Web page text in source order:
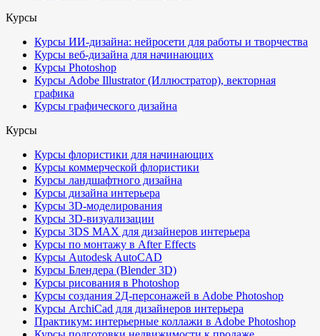
Курсы
Курсы ИИ-дизайна: нейросети для работы и творчества
Курсы веб-дизайна для начинающих
Курсы Photoshop
Курсы Adobe Illustrator (Иллюстратор), векторная
графика
Курсы графического дизайна
Курсы
Курсы флористики для начинающих
Курсы коммерческой флористики
Курсы ландшафтного дизайна
Курсы дизайна интерьера
Курсы 3D-моделирования
Курсы 3D-визуализации
Курсы 3DS MAX для дизайнеров интерьера
Курсы по монтажу в After Effects
Курсы Autodesk AutoCAD
Курсы Блендера (Blender 3D)
Курсы рисования в Photoshop
Курсы создания 2Д-персонажей в Adobe Photoshop
Курсы ArchiCad для дизайнеров интерьера
Практикум: интерьерные коллажи в Adobe Photoshop